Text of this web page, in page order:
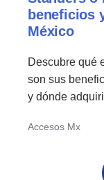
beneficios
México
Descubre qué
son sus
y dónde
Accesos Mx